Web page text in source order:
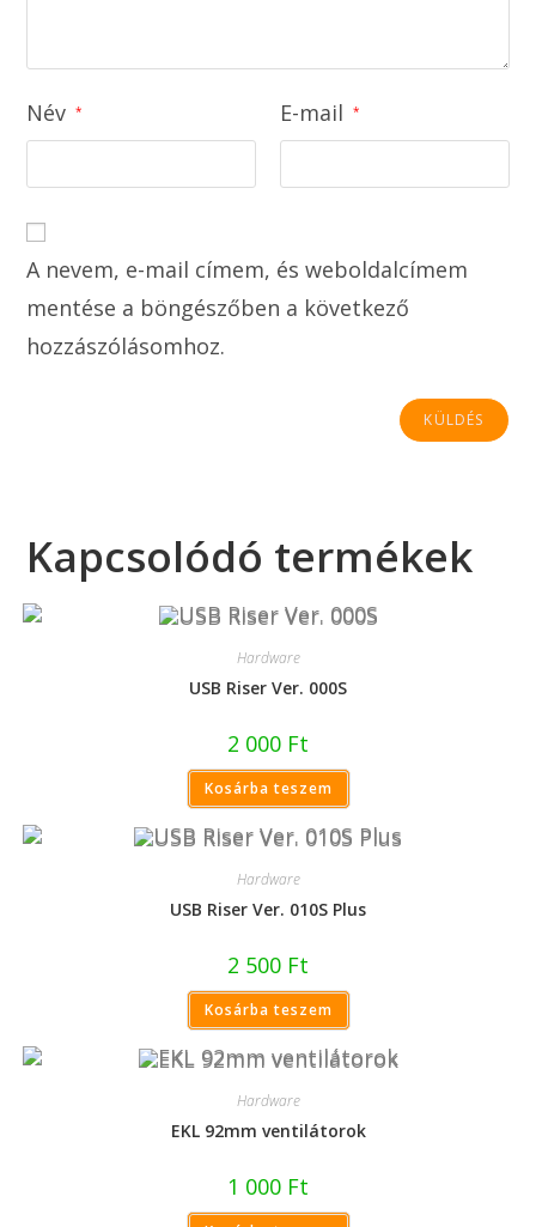
Név * E-mail *
A nevem, e-mail címem, és weboldalcímem
mentése a böngészőben a következő
hozzászólásomhoz.
Kapcsolódó termékek
Hardware
USB Riser Ver. 000S
2 000 Ft
Kosárba teszem
Hardware
USB Riser Ver. 010S Plus
2 500 Ft
Kosárba teszem
Hardware
EKL 92mm ventilátorok
1 000 Ft